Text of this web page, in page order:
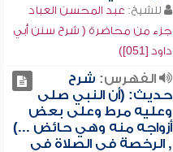
للشيخ: عبد المحسن العباد
جزء من محاضرة ( شرح سنن أبي
داود [051])
الفهرس: شرح
حديث: (أن النبي صلى
وعليه مرط وعلى بعض
أزواجه منه وهي حائض ...)
, الرخصة في الصلاة في